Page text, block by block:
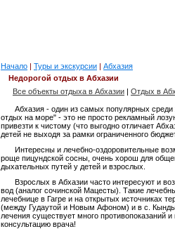
Начало | Туры и экскурсии | Абхазия
Недорогой отдых в Абхазии
Все объекты отдыха в Абхазии | Отдых в
Абхазия - один из самых популярных среди
отдых на море" - это не просто рекламный
привезти к чистому (что выгодно отличает
детей не выходя за рамки ограниченного
Интересны и лечебно-оздоровительные
роще пицундской сосны, очень хорош для
дыхательных путей у детей и взрослых.
Взрослых в Абхазии часто интересуют и
вод (аналог сочинской Мацесты). Такие
лечебнице в Гагре и на открытых источниках
(между Гудаутой и Новым Афоном) и в с.
лечения существует много противопоказаний
консультацию врача!